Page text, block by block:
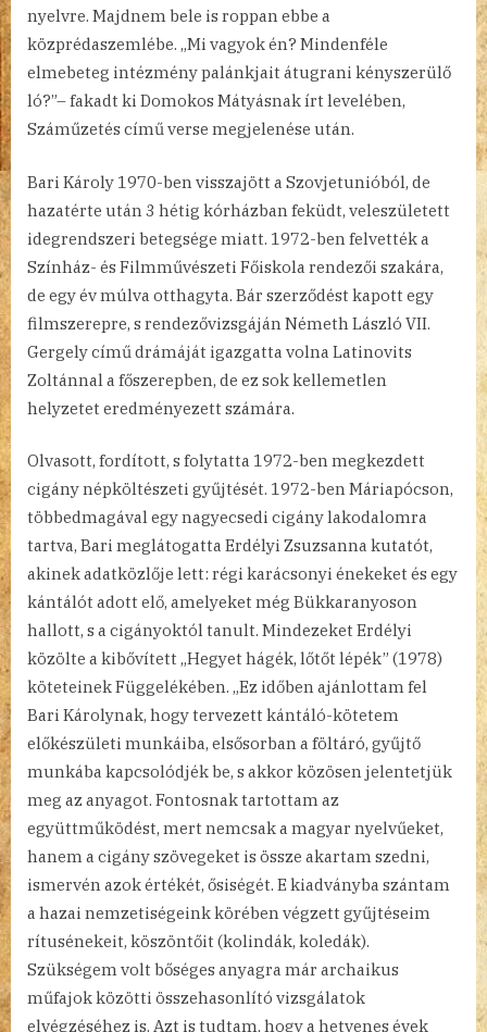
nyelvre. Majdnem bele is roppan ebbe a
közprédaszemlébe. „Mi vagyok én? Mindenféle
elmebeteg intézmény palánkjait átugrani kényszerülő
ló?”– fakadt ki Domokos Mátyásnak írt levelében,
Száműzetés című verse megjelenése után.
Bari Károly 1970-ben visszajött a Szovjetunióból, de
hazatérte után 3 hétig kórházban feküdt, veleszületett
idegrendszeri betegsége miatt. 1972-ben felvették a
Színház- és Filmművészeti Főiskola rendezői szakára,
de egy év múlva otthagyta. Bár szerződést kapott egy
filmszerepre, s rendezővizsgáján Németh László VII.
Gergely című drámáját igazgatta volna Latinovits
Zoltánnal a főszerepben, de ez sok kellemetlen
helyzetet eredményezett számára.
Olvasott, fordított, s folytatta 1972-ben megkezdett
cigány népköltészeti gyűjtését. 1972-ben Máriapócson,
többedmagával egy nagyecsedi cigány lakodalomra
tartva, Bari meglátogatta Erdélyi Zsuzsanna kutatót,
akinek adatközlője lett: régi karácsonyi énekeket és egy
kántálót adott elő, amelyeket még Bükkaranyoson
hallott, s a cigányoktól tanult. Mindezeket Erdélyi
közölte a kibővített „Hegyet hágék, lőtőt lépék” (1978)
köteteinek Függelékében. „Ez időben ajánlottam fel
Bari Károlynak, hogy tervezett kántáló-kötetem
előkészületi munkáiba, elsősorban a föltáró, gyűjtő
munkába kapcsolódjék be, s akkor közösen jelentetjük
meg az anyagot. Fontosnak tartottam az
együttműködést, mert nemcsak a magyar nyelvűeket,
hanem a cigány szövegeket is össze akartam szedni,
ismervén azok értékét, ősiségét. E kiadványba szántam
a hazai nemzetiségeink körében végzett gyűjtéseim
rítusénekeit, köszöntőit (kolindák, koledák).
Szükségem volt bőséges anyagra már archaikus
műfajok közötti összehasonlító vizsgálatok
elvégzéséhez is. Azt is tudtam, hogy a hetvenes évek